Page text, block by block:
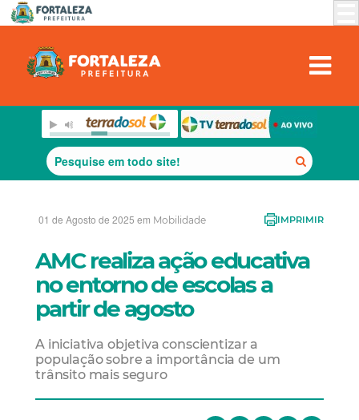
01 de Agosto de 2025 em Mobilidade IMPRIMIR
AMC realiza ação educativa
no entorno de escolas a
partir de agosto
A iniciativa objetiva conscientizar a
população sobre a importância de um
trânsito mais seguro